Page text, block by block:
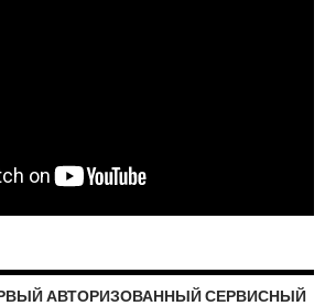
АВТОРИЗОВАННЫЙ СЕРВИСНЫЙ